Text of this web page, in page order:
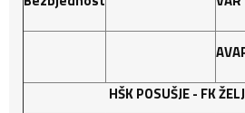
HŠK POSUŠJE - FK